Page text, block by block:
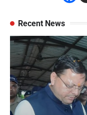
Recent News